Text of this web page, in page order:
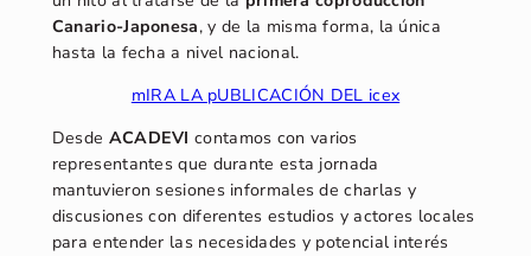
Canario-Japonesa, y de la misma forma, la única
hasta la fecha a nivel nacional.
mIRA LA pUBLICACIÓN DEL icex
Desde ACADEVIcontamos con varios
representantes que durante esta jornada
mantuvieron sesiones informales de charlas y
discusiones con diferentes estudios y actores locales
para entender las necesidades y potencial interés